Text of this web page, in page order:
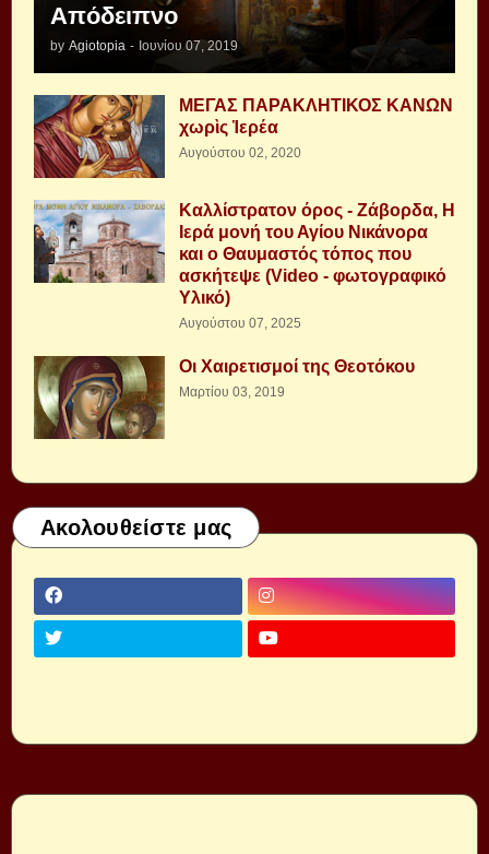
Απόδειπνο
by Agiotopia - Ιουνίου 07, 2019
ΜΕΓΑΣ ΠΑΡΑΚΛΗΤΙΚΟΣ ΚΑΝΩΝ
χωρὶς Ἱερέα
Αυγούστου 02, 2020
Καλλίστρατον όρος - Ζάβορδα, Η
Ιερά μονή του Αγίου Νικάνορα
και ο Θαυμαστός τόπος που
ασκήτεψε (Video - φωτογραφικό
Υλικό)
Αυγούστου 07, 2025
Οι Χαιρετισμοί της Θεοτόκου
Μαρτίου 03, 2019
Ακολουθείστε μας